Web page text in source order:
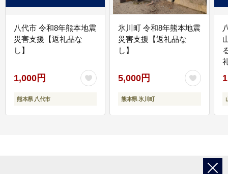
八代市 令和8年熊本地震
災害支援【返礼品な
し】
1,000円
熊本県 八代市
氷川町 令和8年熊本地震
災害支援【返礼品な
し】
5,000円
熊本県 氷川町